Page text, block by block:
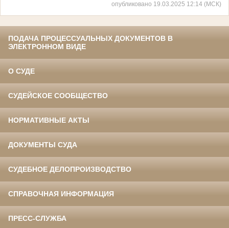
опубликовано 19.03.2025 12:14 (МСК)
ПОДАЧА ПРОЦЕССУАЛЬНЫХ ДОКУМЕНТОВ В
ЭЛЕКТРОННОМ ВИДЕ
О СУДЕ
СУДЕЙСКОЕ СООБЩЕСТВО
НОРМАТИВНЫЕ АКТЫ
ДОКУМЕНТЫ СУДА
СУДЕБНОЕ ДЕЛОПРОИЗВОДСТВО
СПРАВОЧНАЯ ИНФОРМАЦИЯ
ПРЕСС-СЛУЖБА